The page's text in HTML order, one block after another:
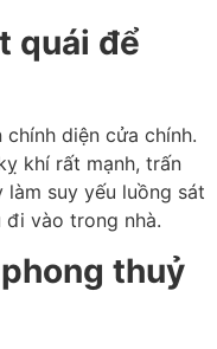
quái để
diện cửa chính.
khí rất mạnh, trấn
suy yếu luồng sát
đi vào trong nhà.
thuỷ